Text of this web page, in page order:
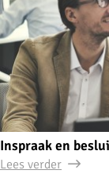
Inspraak en
Lees verder